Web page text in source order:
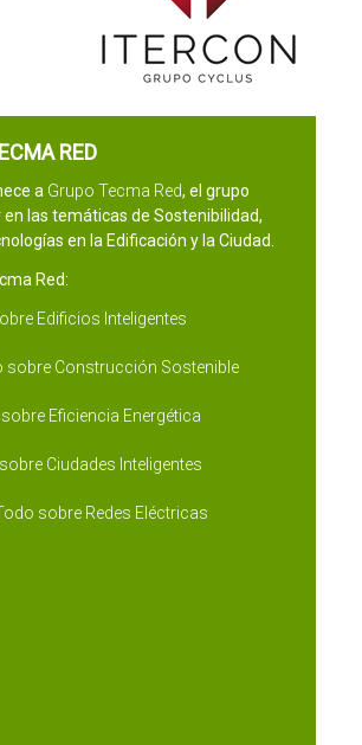
RED
a Grupo Tecma Red, el grupo
las temáticas de Sostenibilidad,
en la Edificación y la Ciudad.
Red:
Edificios Inteligentes
sobre Construcción Sostenible
sobre Eficiencia Energética
Ciudades Inteligentes
sobre Redes Eléctricas